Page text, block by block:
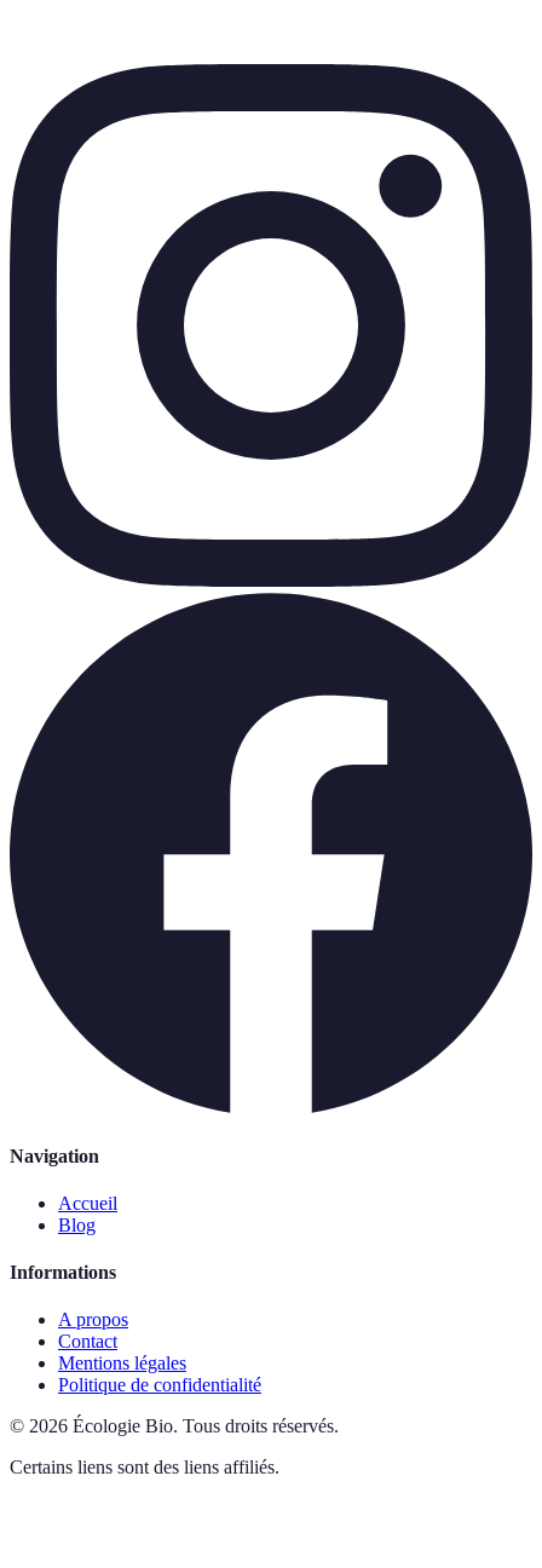
Navigation
Accueil
Blog
Informations
A propos
Contact
Mentions légales
Politique de confidentialité
© 2026 Écologie Bio. Tous droits réservés.
Certains liens sont des liens affiliés.